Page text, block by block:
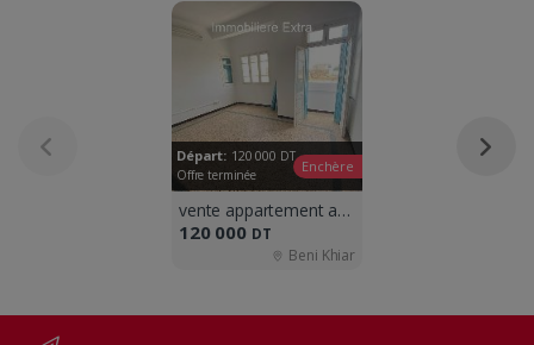
Départ: 120 000 DT
Offre terminée
Enchère
vente appartement a beni khiar
120 000 DT
Beni Khiar